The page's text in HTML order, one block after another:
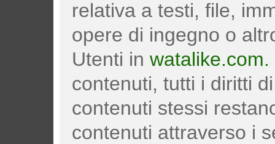
relativa a testi, file,
opere di ingegno o
Utenti in watalike.com.
contenuti, tutti i diritti
contenuti stessi
contenuti attraverso i